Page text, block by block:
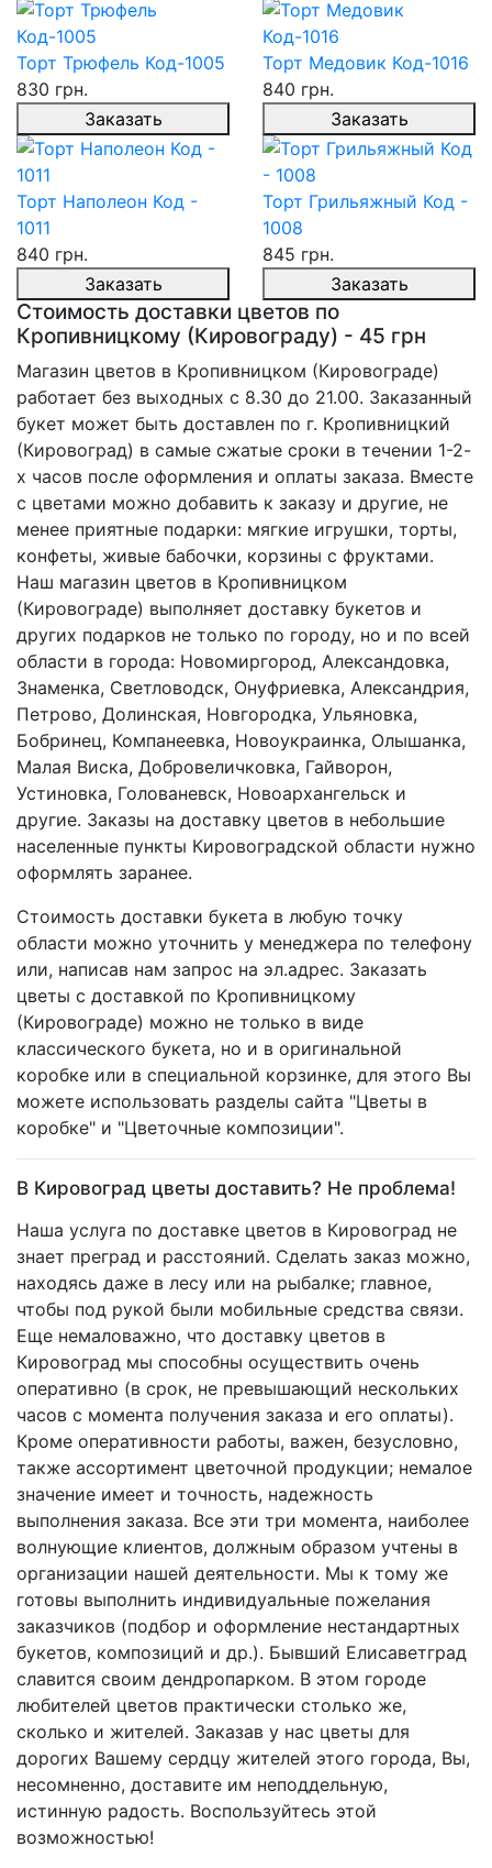
Торт Трюфель Код-1005
830 грн.
Заказать
Торт Медовик Код-1016
840 грн.
Заказать
Торт Наполеон Код -
1011
840 грн.
Заказать
Торт Грильяжный Код -
1008
845 грн.
Заказать
Стоимость доставки цветов по
Кропивницкому (Кировограду) - 45 грн
Магазин цветов в Кропивницком (Кировограде)
работает без выходных с 8.30 до 21.00. Заказанный
букет может быть доставлен по г. Кропивницкий
(Кировоград) в самые сжатые сроки в течении 1-2-
х часов после оформления и оплаты заказа. Вместе
с цветами можно добавить к заказу и другие, не
менее приятные подарки: мягкие игрушки, торты,
конфеты, живые бабочки, корзины с фруктами.
Наш магазин цветов в Кропивницком
(Кировограде) выполняет доставку букетов и
других подарков не только по городу, но и по всей
области в города: Новомиргород, Александовка,
Знаменка, Светловодск, Онуфриевка, Александрия,
Петрово, Долинская, Новгородка, Ульяновка,
Бобринец, Компанеевка, Новоукраинка, Олышанка,
Малая Виска, Добровеличковка, Гайворон,
Устиновка, Голованевск, Новоархангельск и
другие. Заказы на доставку цветов в небольшие
населенные пункты Кировоградской области нужно
оформлять заранее.
Стоимость доставки букета в любую точку
области можно уточнить у менеджера по телефону
или, написав нам запрос на эл.адрес. Заказать
цветы с доставкой по Кропивницкому
(Кировограде) можно не только в виде
классического букета, но и в оригинальной
коробке или в специальной корзинке, для этого Вы
можете использовать разделы сайта "Цветы в
коробке" и "Цветочные композиции".
В Кировоград цветы доставить? Не проблема!
Наша услуга по доставке цветов в Кировоград не
знает преград и расстояний. Сделать заказ можно,
находясь даже в лесу или на рыбалке; главное,
чтобы под рукой были мобильные средства связи.
Еще немаловажно, что доставку цветов в
Кировоград мы способны осуществить очень
оперативно (в срок, не превышающий нескольких
часов с момента получения заказа и его оплаты).
Кроме оперативности работы, важен, безусловно,
также ассортимент цветочной продукции; немалое
значение имеет и точность, надежность
выполнения заказа. Все эти три момента, наиболее
волнующие клиентов, должным образом учтены в
организации нашей деятельности. Мы к тому же
готовы выполнить индивидуальные пожелания
заказчиков (подбор и оформление нестандартных
букетов, композиций и др.). Бывший Елисаветград
славится своим дендропарком. В этом городе
любителей цветов практически столько же,
сколько и жителей. Заказав у нас цветы для
дорогих Вашему сердцу жителей этого города, Вы,
несомненно, доставите им неподдельную,
истинную радость. Воспользуйтесь этой
возможностью!